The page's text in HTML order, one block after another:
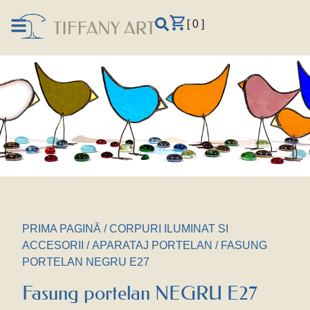
[ 0 ]
PRIMA PAGINĂ /CORPURI ILUMINAT SI
ACCESORII
/APARATAJ PORTELAN / FASUNG
PORTELAN NEGRU E27
Fasung portelan NEGRU E27